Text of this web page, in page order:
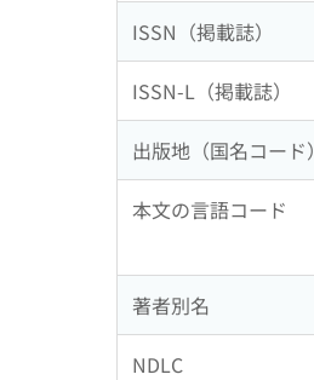
ISSN（掲載誌）
ISSN-L（掲載誌）
出版地（国名コード）
本文の言語コード
著者別名
NDLC